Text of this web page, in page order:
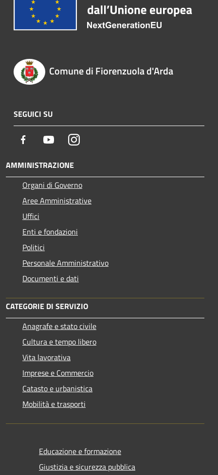
Comune di Fiorenzuola d'Arda
SEGUICI SU
Facebook YoutubeInstagram
AMMINISTRAZIONE
Organi di Governo
Aree Amministrative
Uffici
Enti e fondazioni
Politici
Personale Amministrativo
Documenti e dati
CATEGORIE DI SERVIZIO
Anagrafe e stato civile
Cultura e tempo libero
Vita lavorativa
Imprese e Commercio
Catasto e urbanistica
Mobilità e trasporti
Educazione e formazione
Giustizia e sicurezza pubblica